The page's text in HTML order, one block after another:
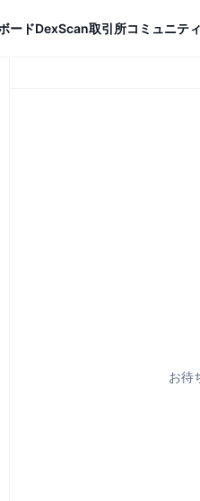
ードDexScan取引所コミュニティ
)
お待